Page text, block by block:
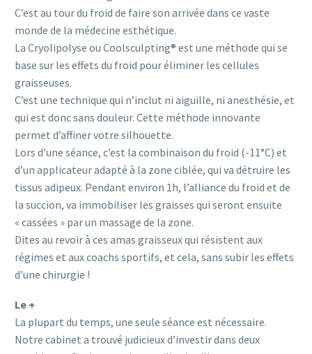
C’est au tour du froid de faire son arrivée dans ce vaste
monde de la médecine esthétique.
La Cryolipolyse ou Coolsculpting® est une méthode qui se
base sur les effets du froid pour éliminer les cellules
graisseuses.
C’est une technique qui n’inclut ni aiguille, ni anesthésie, et
qui est donc sans douleur. Cette méthode innovante
permet d’affiner votre silhouette.
Lors d’une séance, c’est la combinaison du froid (-11°C) et
d’un applicateur adapté à la zone ciblée, qui va détruire les
tissus adipeux. Pendant environ 1h, l’alliance du froid et de
la succion, va immobiliser les graisses qui seront ensuite
« cassées » par un massage de la zone.
Dites au revoir à ces amas graisseux qui résistent aux
régimes et aux coachs sportifs, et cela, sans subir les effets
d’une chirurgie !
Le +
La plupart du temps, une seule séance est nécessaire.
Notre cabinet a trouvé judicieux d’investir dans deux